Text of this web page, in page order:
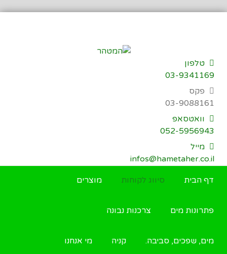
דילוג
טלפון
03-9341169
פקס
03-9088161
וואטסאפ
052-5956943
מייל
infos@hametaher.co.il
דף הבית סיווג לקוחות מוצרים
פתרונות מים צרכנות נבונה
מים, שפכים, סביבה. קניה מי אנחנו